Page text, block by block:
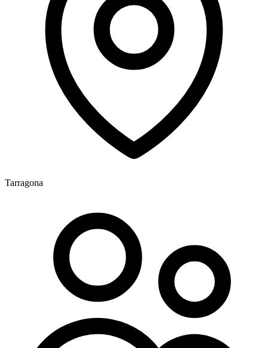
Tarragona